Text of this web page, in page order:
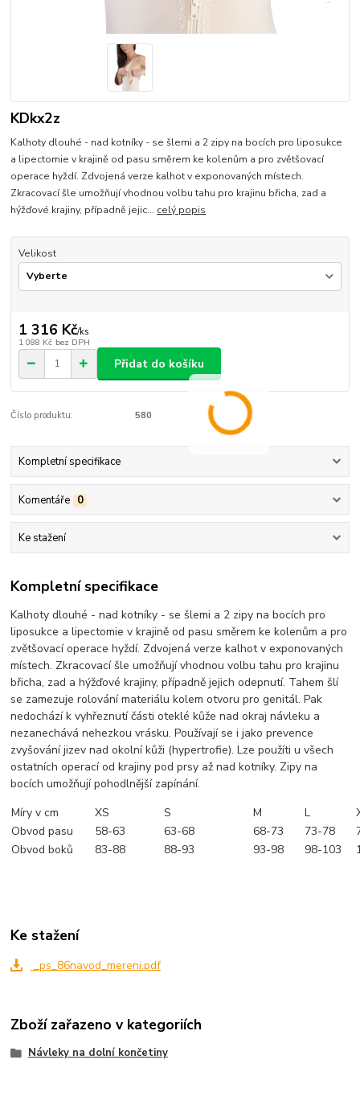
KDkx2z
Kalhoty dlouhé - nad kotníky - se šlemi a 2 zipy na bocích pro liposukce
a lipectomie v krajině od pasu směrem ke kolenům a pro zvětšovací
operace hyždí. Zdvojená verze kalhot v exponovaných místech.
Zkracovací šle umožňují vhodnou volbu tahu pro krajinu břicha, zad a
hýžďové krajiny, případně jejic... celý popis
Velikost
1 316 Kč/ks
1 088 Kč bez DPH
Přidat do košíku
Číslo produktu: 580
Kompletní specifikace
Komentáře 0
Ke stažení
Kompletní specifikace
Kalhoty dlouhé - nad kotníky - se šlemi a 2 zipy na bocích pro
liposukce a lipectomie v krajině od pasu směrem ke kolenům a pro
zvětšovací operace hyždí. Zdvojená verze kalhot v exponovaných
místech. Zkracovací šle umožňují vhodnou volbu tahu pro krajinu
břicha, zad a hýžďové krajiny, případně jejich odepnutí. Tahem šlí
se zamezuje rolování materiálu kolem otvoru pro genitál. Pak
nedochází k vyhřeznutí části oteklé kůže nad okraj návleku a
nezanechává nehezkou vrásku. Používají se i jako prevence
zvyšování jizev nad okolní kůži (hypertrofie). Lze použíti u všech
ostatních operací od krajiny pod prsy až nad kotníky. Zipy na
bocích umožňují pohodlnější zapínání.
Míry v cm
XS S M L
Obvod pasu
58-63 63-68 68-73 73-78
Obvod boků
83-88 88-93 93-98 98-103
Ke stažení
_ps_86navod_mereni.pdf
Zboží zařazeno v kategoriích
Návleky na dolní končetiny